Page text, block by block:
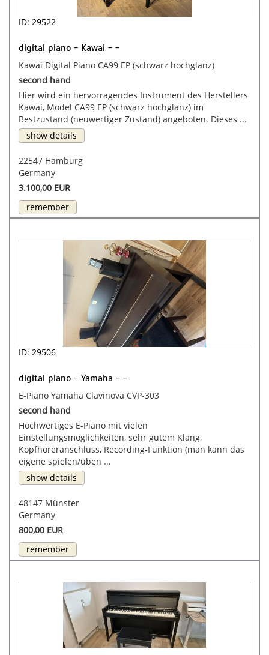
ID: 29522
digital piano - Kawai - -
Kawai Digital Piano CA99 EP (schwarz hochglanz)
second hand
Hier wird ein hervorragendes Instrument des Herstellers
Kawai, Model CA99 EP (schwarz hochglanz) im
Bestzustand (neuwertiger Zustand) angeboten. Dieses ...
show details
22547 Hamburg
Germany
3.100,00 EUR
remember
ID: 29506
digital piano - Yamaha - -
E-Piano Yamaha Clavinova CVP-303
second hand
Hochwertiges E-Piano mit vielen
Einstellungsmöglichkeiten, sehr gutem Klang,
Kopfhöreranschluss, Recording-Funktion (man kann das
eigene spielen/üben ...
show details
48147 Münster
Germany
800,00 EUR
remember